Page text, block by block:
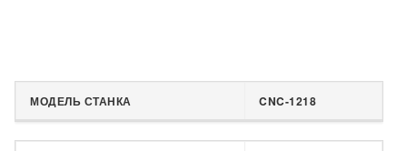
МОДЕЛЬ СТАНКА CNC-1218